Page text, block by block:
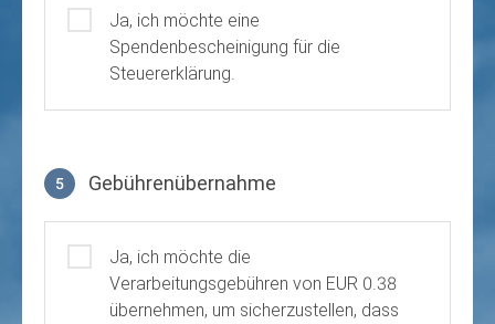
Ja, ich möchte eine
Spendenbescheinigung für die
Steuererklärung.
5 Gebührenübernahme
Ja, ich möchte die
Verarbeitungsgebühren von EUR 0.38
übernehmen, um sicherzustellen, dass